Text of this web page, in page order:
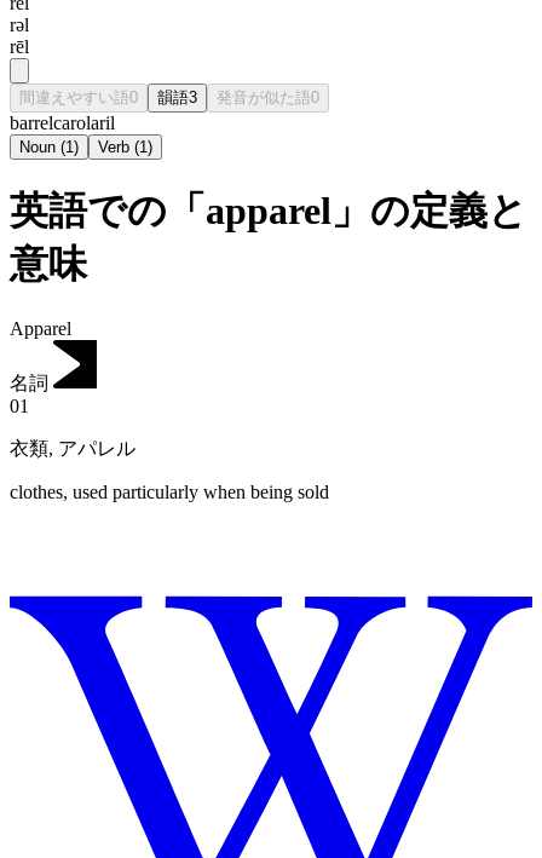
rəl
rēl
間違えやすい語0 韻語3 発音が似た語0
barrelcarolaril
Noun (1) Verb (1)
英語での「apparel」の定義と
意味
Apparel
名詞
01
衣類, アパレル
clothes, used particularly when being sold